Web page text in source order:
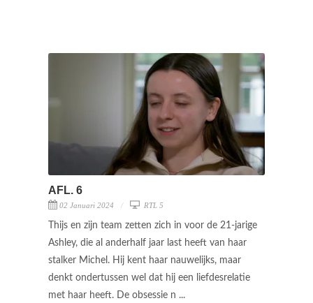
AFL. 6
02 Januari 2024 RTL 5
Thijs en zijn team zetten zich in voor de 21-jarige
Ashley, die al anderhalf jaar last heeft van haar
stalker Michel. Hij kent haar nauwelijks, maar
denkt ondertussen wel dat hij een liefdesrelatie
met haar heeft. De obsessie n ...